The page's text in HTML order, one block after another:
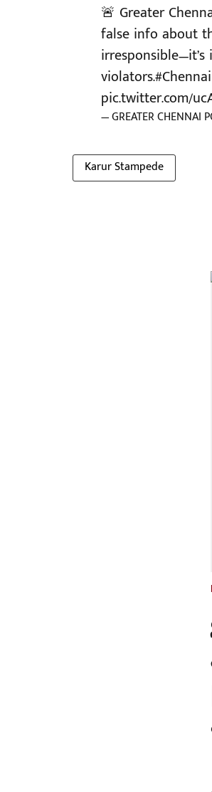
🚨 Greater
false info about
violators.
pic.twitter.com/
— GREATER CHENNAI
Karur Stampede